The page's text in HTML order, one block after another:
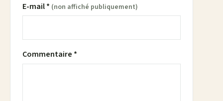
E-mail * (non affiché publiquement)
Commentaire *